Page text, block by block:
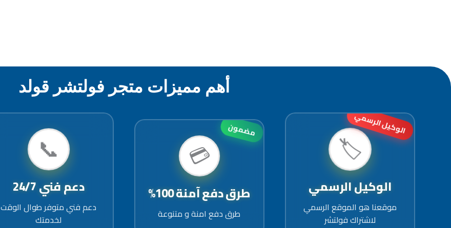
أهم مميزات متجر فولتشر قولد
الوكيل الرسمي
🏷️
الوكيل الرسمي
موقعنا هو الموقع الرسمي
لاشتراك فولتشر
مضمون
💳
طرق دفع آمنة 100%
طرق دفع امنة و متنوعة
📞
دعم فني 24/7
دعم فني متوفر طوال الوقت
لخدمتك